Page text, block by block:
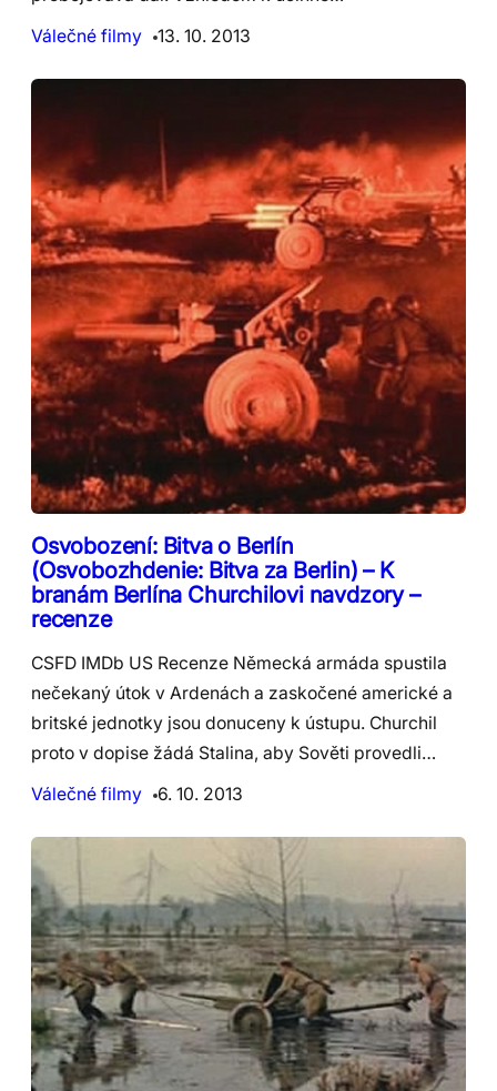
Válečné filmy
13. 10. 2013
Osvobození: Bitva o Berlín
(Osvobozhdenie: Bitva za Berlin) – K
branám Berlína Churchilovi navdzory –
recenze
CSFD IMDb US Recenze Německá armáda spustila
nečekaný útok v Ardenách a zaskočené americké a
britské jednotky jsou donuceny k ústupu. Churchil
proto v dopise žádá Stalina, aby Sověti provedli…
Válečné filmy
6. 10. 2013